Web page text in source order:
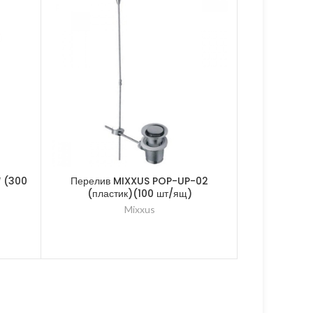
(300
Перелив MIXXUS POP-UP-02
(пластик)(100 шт/ящ)
Mixxus